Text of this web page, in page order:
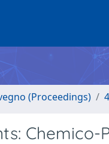
(Proceedings)
Chemico-